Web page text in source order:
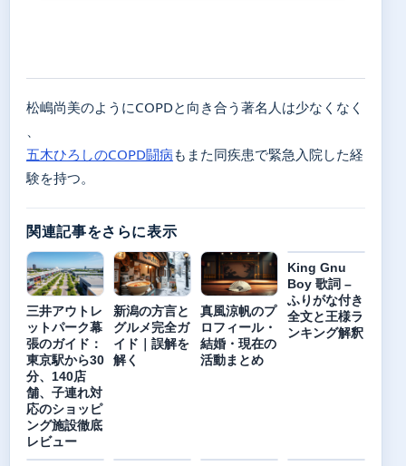
松嶋尚美のようにCOPDと向き合う著名人は少なくなく
五木ひろしのCOPD闘病もまた同疾患で緊急入院した経
験を持つ。
関連記事をさらに表示
三井アウトレ
ットパーク幕
張のガイド：
東京駅から30
分、140店
舗、子連れ対
応のショッピ
ング施設徹底
レビュー
新潟の方言と
グルメ完全ガ
イド｜誤解を
解く
真風涼帆のプ
ロフィール・
結婚・現在の
活動まとめ
King Gnu
Boy 歌詞 –
ふりがな付き
全文と王様ラ
ンキング解釈